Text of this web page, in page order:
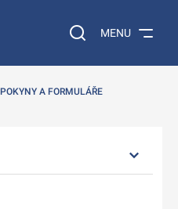
Vyhledávání na
MENU
POKYNY A FORMULÁŘE